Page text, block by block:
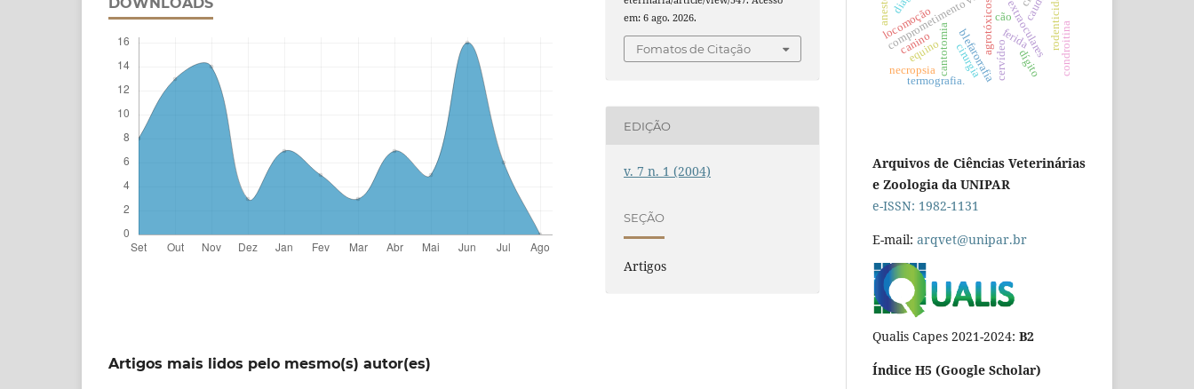
em: 6 ago. 2026.
Fomatos de Citação
EDIÇÃO
v. 7 n. 1 (2004)
SEÇÃO
Artigos
Artigos mais lidos pelo mesmo(s) autor(es)
blefarorrafia
cantotomia
comprometimento visual ferida
dígito
equino
canino agrotóxicos rodenticidas
cervídeo condroitina
locomoção
termografia.
cirurgia
necropsia
cão
Arquivos de Ciências Veterinárias
e Zoologia da UNIPAR
e-ISSN: 1982-1131
E-mail: arqvet@unipar.br
Qualis Capes 2021-2024: B2
Índice H5 (Google Scholar)